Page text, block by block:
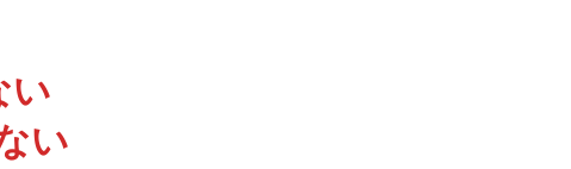
い
い